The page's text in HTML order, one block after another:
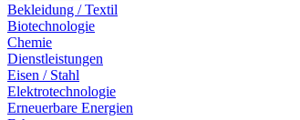
Bekleidung / Textil
Biotechnologie
Chemie
Dienstleistungen
Eisen / Stahl
Elektrotechnologie
Erneuerbare Energien